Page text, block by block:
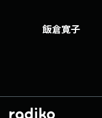
飯倉寛子